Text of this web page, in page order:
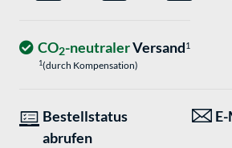
CO2-neutralerVersand1
1(durch Kompensation)
Bestellstatus
abrufen